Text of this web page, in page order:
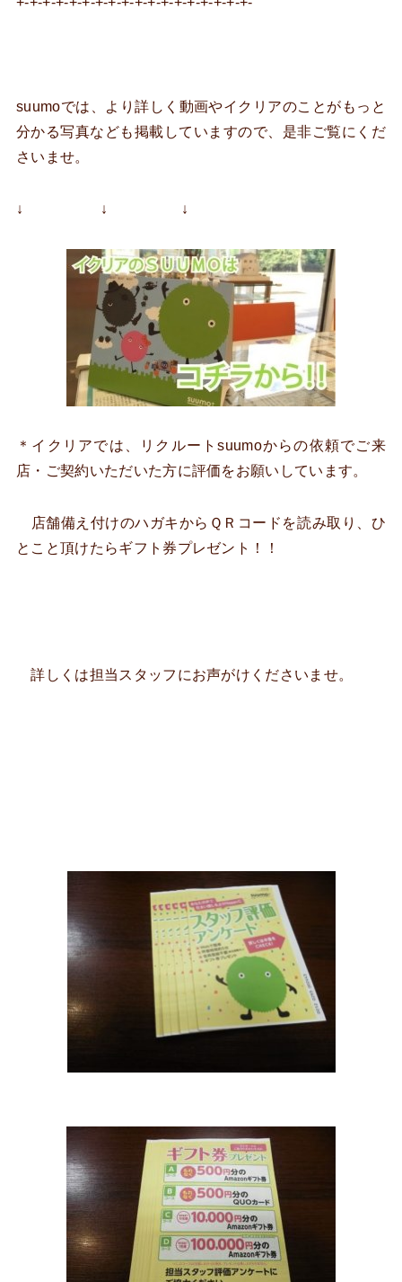
suumoでは、より詳しく動画やイクリアのことがもっと
分かる写真なども掲載していますので、是非ご覧にくだ
さいませ。
↓ ↓ ↓
＊イクリアでは、リクルートsuumoからの依頼でご来
店・ご契約いただいた方に評価をお願いしています。
店舗備え付けのハガキからＱＲコードを読み取り、ひ
とこと頂けたらギフト券プレゼント！！
詳しくは担当スタッフにお声がけくださいませ。